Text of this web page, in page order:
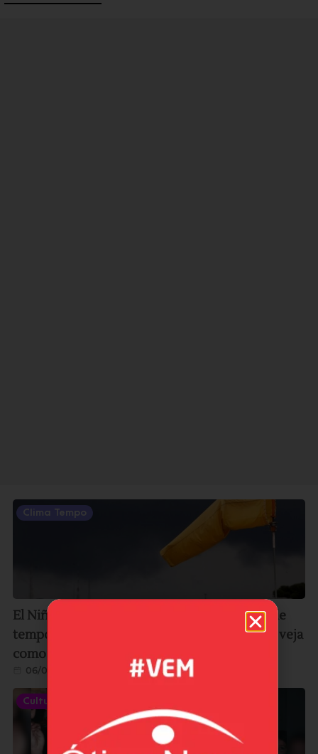
Clima Tempo
El Niño pode ganhar força e aumentar risco de
temporais nos próximos meses no Sul de SC; veja
como se preparar
06/08/2026
Cultura